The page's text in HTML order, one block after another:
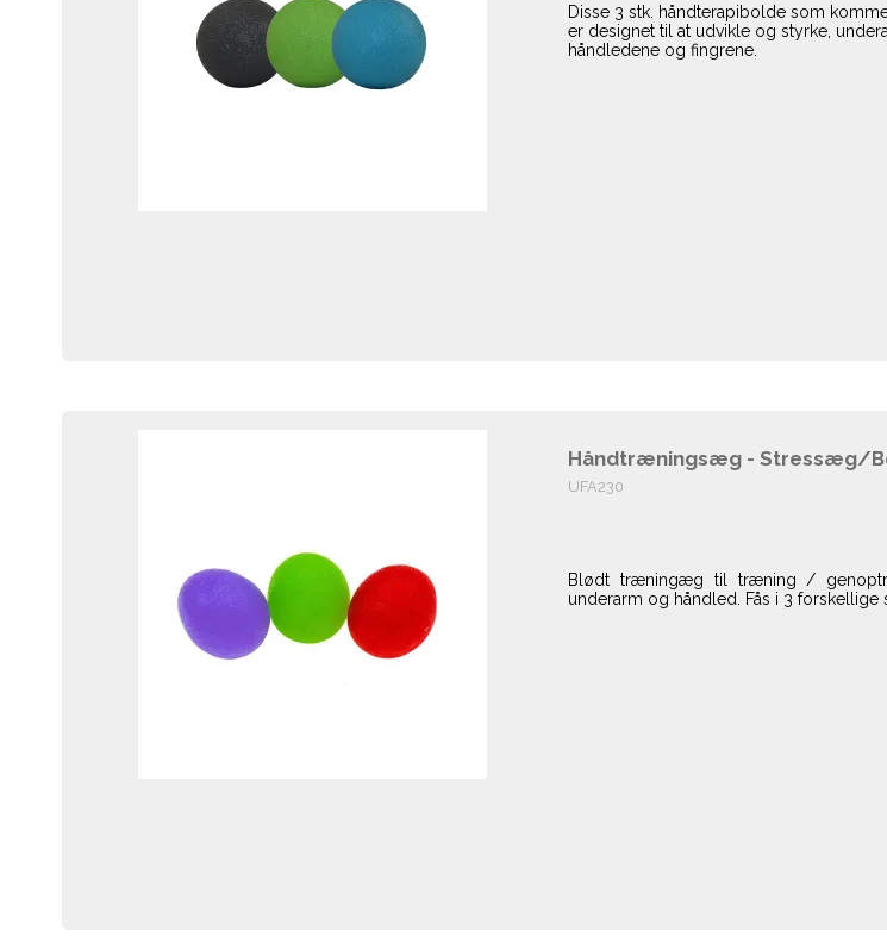
Disse 3 stk. håndterapibolde som
er designet til at udvikle og styrke,
håndledene og fingrene.
Håndtræningsæg - Stressæg/
UFA230
Blødt træningæg til træning /
underarm og håndled. Fås i 3 forskellige